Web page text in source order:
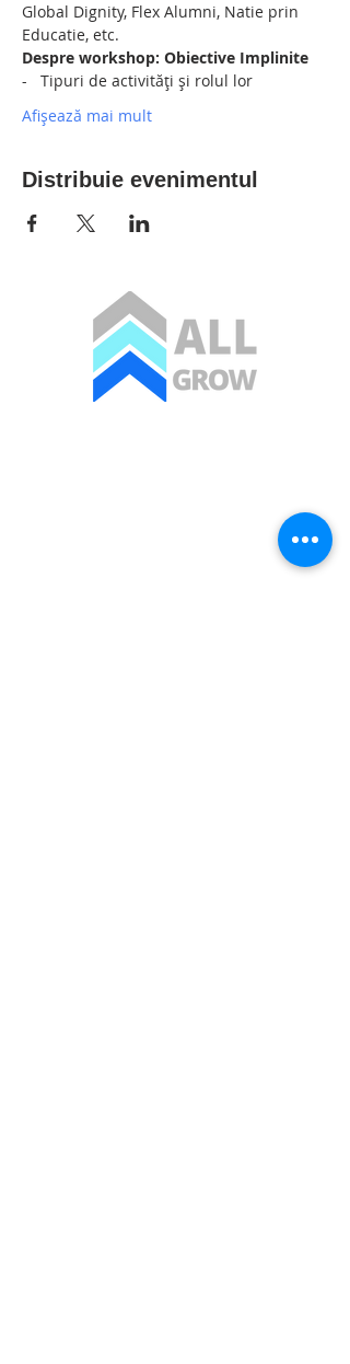
Global Dignity, Flex Alumni, Natie prin
Educatie, etc.
Despre workshop: Obiective Implinite
-   Tipuri de activități și rolul lor
Afișează mai mult
Distribuie evenimentul